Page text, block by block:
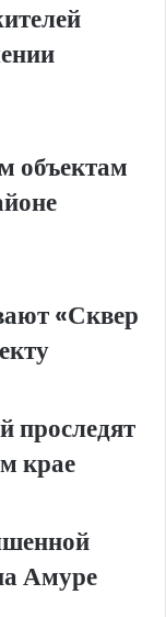
объектам
«Сквер
проследят
крае
Амуре